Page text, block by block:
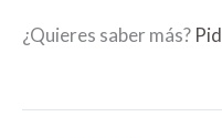
¿Quieres saber más?